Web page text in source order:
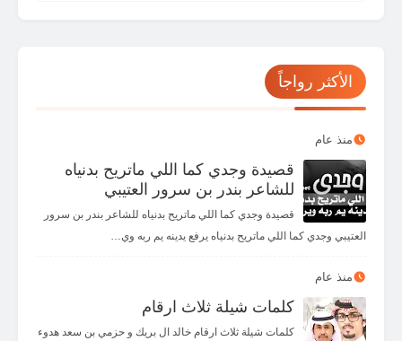
🤓
🧐
😲
😳
😢
😫
🥱
😤
😡
🤡
👻
👽
👾
👋
🤚
✋
🖖
👌
🤏
🤞
🤟
🤘
🤙
👈
👉
👆
☝️
🙌
🤲
🤝
🙏
💪
الأكثر رواجاً
منذ عام
قصيدة وجدي كما اللي ماتريح بدنياه
للشاعر بندر بن سرور العتيبي
قصيدة وجدي كما اللي ماتريح بدنياه للشاعر بندر بن سرور
العتيبي وجدي كما اللي ماتريح بدنياه يرفع يدينه يم ربه وي…
منذ عام
كلمات شيلة ثلاث ارقام
كلمات شيلة ثلاث ارقام خالد ال بريك و حزمي بن سعد هدوء